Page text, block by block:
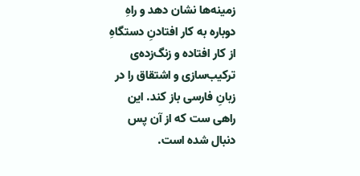
زمینه‌ها نشان دهد و راهِ
دوباره به كار افتادنِ دستگاهِ
از كار افتاده و زنگ‌زده‌ی
تركیب‌سازی و اشتقاق را در
زبانِ فارسی باز كند. این
راهی ست كه از آن پس
دنبال شده است.